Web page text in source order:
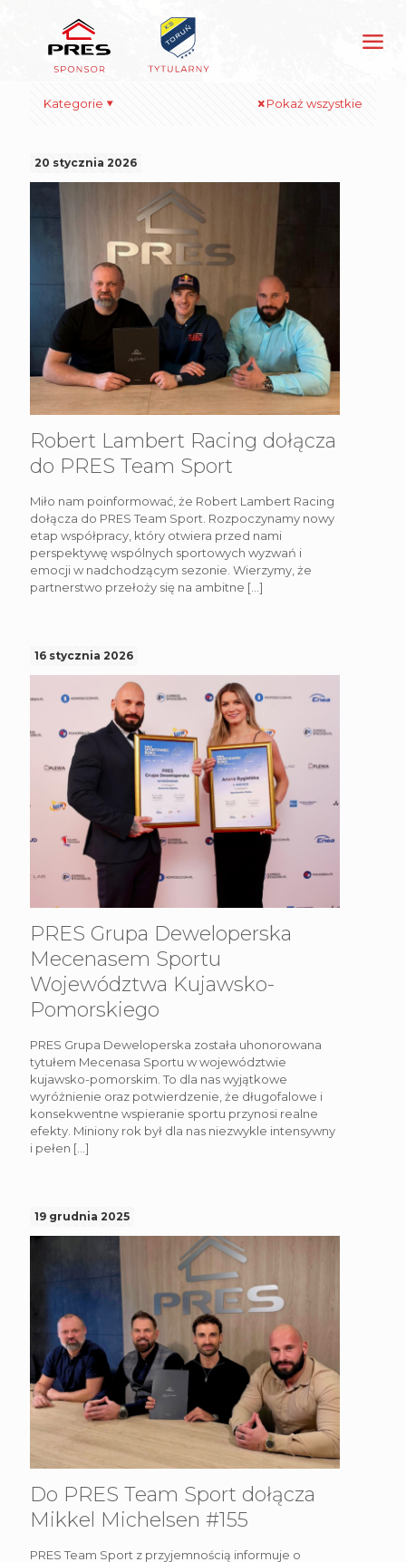
Kategorie Pokaż wszystkie
20 stycznia 2026
Robert Lambert Racing dołącza
do PRES Team Sport
Miło nam poinformować, że Robert Lambert Racing
dołącza do PRES Team Sport. Rozpoczynamy nowy
etap współpracy, który otwiera przed nami
perspektywę wspólnych sportowych wyzwań i
emocji w nadchodzącym sezonie. Wierzymy, że
partnerstwo przełoży się na ambitne […]
16 stycznia 2026
PRES Grupa Deweloperska
Mecenasem Sportu
Województwa Kujawsko-
Pomorskiego
PRES Grupa Deweloperska została uhonorowana
tytułem Mecenasa Sportu w województwie
kujawsko-pomorskim. To dla nas wyjątkowe
wyróżnienie oraz potwierdzenie, że długofalowe i
konsekwentne wspieranie sportu przynosi realne
efekty. Miniony rok był dla nas niezwykle intensywny
i pełen […]
19 grudnia 2025
Do PRES Team Sport dołącza
Mikkel Michelsen #155
PRES Team Sport z przyjemnością informuje o